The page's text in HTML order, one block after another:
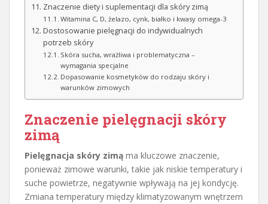
Znaczenie diety i suplementacji dla skóry zimą
Witamina C, D, żelazo, cynk, białko i kwasy omega-3
Dostosowanie pielęgnacji do indywidualnych
potrzeb skóry
Skóra sucha, wrażliwa i problematyczna –
wymagania specjalne
Dopasowanie kosmetyków do rodzaju skóry i
warunków zimowych
Znaczenie pielęgnacji skóry
zimą
Pielęgnacja skóry zimą ma kluczowe znaczenie,
ponieważ zimowe warunki, takie jak niskie temperatury i
suche powietrze, negatywnie wpływają na jej kondycję.
Zmiana temperatury między klimatyzowanym wnętrzem